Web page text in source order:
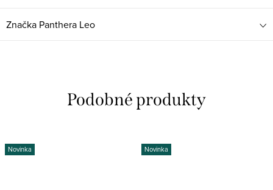
Značka Panthera Leo
Novinka Novinka